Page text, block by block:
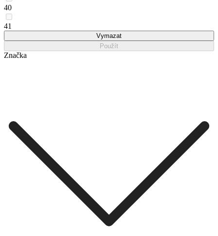
40
41
Vymazat
Použít
Značka